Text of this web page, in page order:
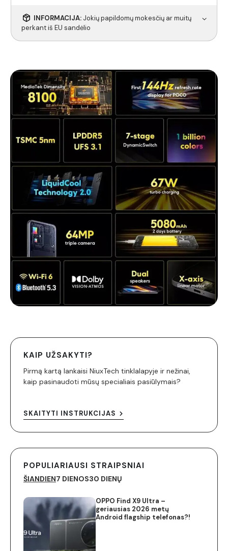
INFORMACIJA: Jokių papildomų mokesčių ar muitų
perkant iš EU sandėlio
KAIP UŽSAKYTI?
Pirmą kartą lankaisi NiuxTech tinklalapyje ir nežinai,
kaip pasinaudoti mūsų specialiais pasiūlymais?
SKAITYTI INSTRUKCIJAS
POPULIARIAUSI STRAIPSNIAI
ŠIANDIEN7 DIENOS30 DIENŲ
OPPO Find X9 Ultra –
geriausias 2026 metų
Android flagship telefonas?!